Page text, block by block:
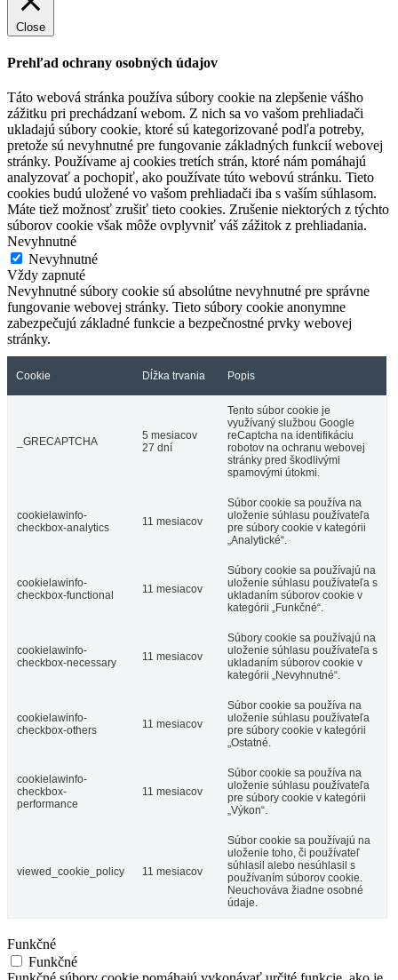
Close
Prehľad ochrany osobných údajov
Táto webová stránka používa súbory cookie na zlepšenie vášho
zážitku pri prechádzaní webom. Z nich sa vo vašom prehliadači
ukladajú súbory cookie, ktoré sú kategorizované podľa potreby,
pretože sú nevyhnutné pre fungovanie základných funkcií webovej
stránky. Používame aj cookies tretích strán, ktoré nám pomáhajú
analyzovať a pochopiť, ako používate túto webovú stránku. Tieto
cookies budú uložené vo vašom prehliadači iba s vaším súhlasom.
Máte tiež možnosť zrušiť tieto cookies. Zrušenie niektorých z týchto
súborov cookie však môže ovplyvniť váš zážitok z prehliadania.
Nevyhnutné
Nevyhnutné
Vždy zapnuté
Nevyhnutné súbory cookie sú absolútne nevyhnutné pre správne
fungovanie webovej stránky. Tieto súbory cookie anonymne
zabezpečujú základné funkcie a bezpečnostné prvky webovej
stránky.
Cookie Dĺžka trvania Popis
_GRECAPTCHA
5 mesiacov
27 dní
Tento súbor cookie je
využívaný službou Google
reCaptcha na identifikáciu
robotov na ochranu webovej
stránky pred škodlivými
spamovými útokmi.
cookielawinfo-
checkbox-analytics
11 mesiacov
Súbor cookie sa používa na
uloženie súhlasu používateľa
pre súbory cookie v kategórii
„Analytické“.
cookielawinfo-
checkbox-functional
11 mesiacov
Súbory cookie sa používajú na
uloženie súhlasu používateľa s
ukladaním súborov cookie v
kategórii „Funkčné“.
cookielawinfo-
checkbox-necessary
11 mesiacov
Súbory cookie sa používajú na
uloženie súhlasu používateľa s
ukladaním súborov cookie v
kategórii „Nevyhnutné“.
cookielawinfo-
checkbox-others
11 mesiacov
Súbor cookie sa používa na
uloženie súhlasu používateľa
pre súbory cookie v kategórii
„Ostatné.
cookielawinfo-
checkbox-
performance
11 mesiacov
Súbor cookie sa používa na
uloženie súhlasu používateľa
pre súbory cookie v kategórii
„Výkon“.
viewed_cookie_policy 11 mesiacov
Súbor cookie sa používajú na
uloženie toho, či používateľ
súhlasil alebo nesúhlasil s
používaním súborov cookie.
Neuchováva žiadne osobné
údaje.
Funkčné
Funkčné